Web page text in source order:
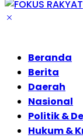
Beranda
Berita
Daerah
Nasional
Politik &
Hukum &